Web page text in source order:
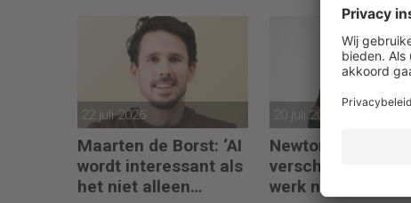
22 juli 2026
Maarten de Borst: ‘AI
wordt interessant als
het niet alleen
20 juli 2026
Newtone: AI
verschuift finance-
werk naar